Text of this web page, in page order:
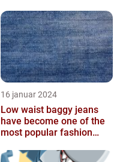
16 januar 2024
Low waist baggy jeans
have become one of the
most popular fashion